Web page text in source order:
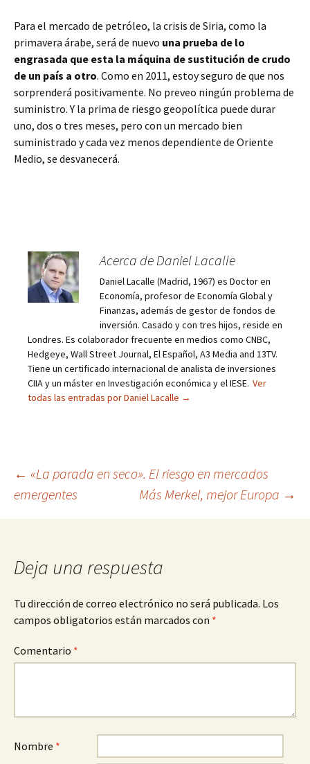
Para el mercado de petróleo, la crisis de Siria, como la
primavera árabe, será de nuevo una prueba de lo
engrasada que esta la máquina de sustitución de crudo
de un país a otro. Como en 2011, estoy seguro de que nos
sorprenderá positivamente. No preveo ningún problema de
suministro. Y la prima de riesgo geopolítica puede durar
uno, dos o tres meses, pero con un mercado bien
suministrado y cada vez menos dependiente de Oriente
Medio, se desvanecerá.
Acerca de Daniel Lacalle
Daniel Lacalle (Madrid, 1967) es Doctor en
Economía, profesor de Economía Global y
Finanzas, además de gestor de fondos de
inversión. Casado y con tres hijos, reside en
Londres. Es colaborador frecuente en medios como CNBC,
Hedgeye, Wall Street Journal, El Español, A3 Media and 13TV.
Tiene un certificado internacional de analista de inversiones
CIIA y un máster en Investigación económica y el IESE. Ver
todas las entradas por Daniel Lacalle →
Navegación
de
← «La parada en seco». El riesgo en mercados
emergentes
Más Merkel, mejor Europa →
Deja una respuesta
Tu dirección de correo electrónico no será publicada. Los
campos obligatorios están marcados con *
Comentario *
Nombre *